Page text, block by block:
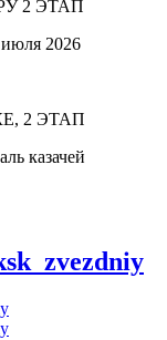
2 ЭТАП
июля 2026
2 ЭТАП
казачей